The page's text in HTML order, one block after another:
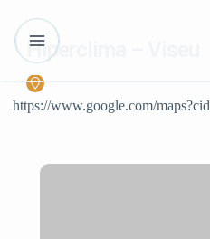
Hiperclima – Viseu
https://www.google.com/